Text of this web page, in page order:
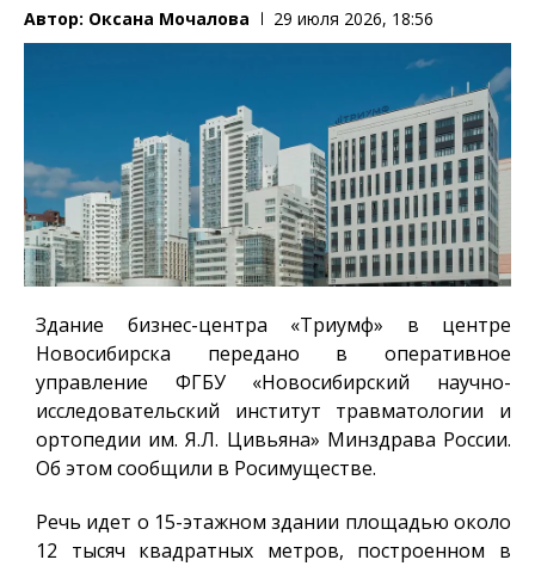
Автор: Оксана Мочалова 29 июля 2026, 18:56
Здание бизнес-центра «Триумф» в центре
Новосибирска передано в оперативное
управление ФГБУ «Новосибирский научно-
исследовательский институт травматологии и
ортопедии им. Я.Л. Цивьяна» Минздрава России.
Об этом сообщили в Росимуществе.
Речь идет о 15-этажном здании площадью около
12 тысяч квадратных метров, построенном в